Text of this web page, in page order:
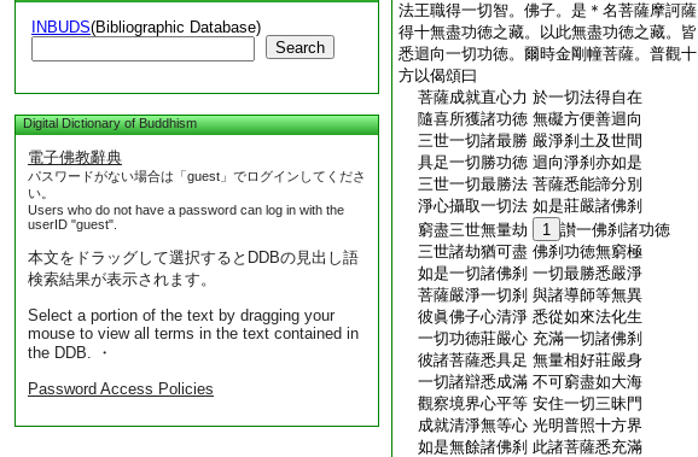
INBUDS(Bibliographic Database)
Search
Digital Dictionary of Buddhism
電子佛教辭典
パスワードがない場合は「guest」でログインしてくださ
い。
Users who do not have a password can log in with the
userID "guest".
本文をドラッグして選択するとDDBの見出し語
検索結果が表示されます。
Select a portion of the text by dragging your
mouse to view all terms in the text contained in
the DDB. ・
Password Access Policies
法王職得一切智。佛子。是＊名菩薩摩訶薩
得十無盡功徳之藏。以此無盡功徳之藏。皆
悉迴向一切功徳。爾時金剛幢菩薩。普觀十
方以偈頌曰
菩薩成就直心力 於一切法得自在
隨喜所獲諸功徳 無礙方便善迴向
三世一切諸最勝 嚴淨刹土及世間
具足一切勝功徳 迴向淨刹亦如是
三世一切最勝法 菩薩悉能諦分別
淨心攝取一切法 如是莊嚴諸佛刹
窮盡三世無量劫
1 讃一佛刹諸功徳
三世諸劫猶可盡 佛刹功徳無窮極
如是一切諸佛刹 一切最勝悉嚴淨
菩薩嚴淨一切刹 與諸導師等無異
彼眞佛子心清淨 悉從如來法化生
一切功徳莊嚴心 充滿一切諸佛刹
彼諸菩薩悉具足 無量相好莊嚴身
一切諸辯悉成滿 不可窮盡如大海
觀察境界心平等 安住一切三昧門
成就清淨無等心 光明普照十方界
如是無餘諸佛刹 此諸菩薩悉充滿